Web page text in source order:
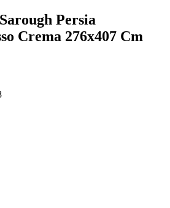
Persia
Crema 276x407 Cm